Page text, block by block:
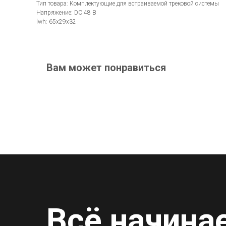
Тип товара: Комплектующие для встраиваемой трековой системы
Напряжение: DC 48 В
lwh: 65x29x32
Вам может понравиться